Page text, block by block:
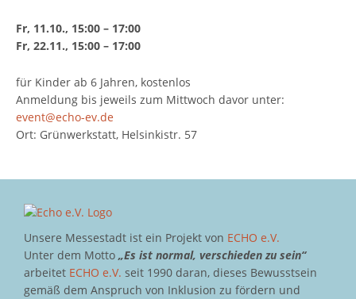
Fr, 11.10., 15:00 – 17:00
Fr, 22.11., 15:00 – 17:00
für Kinder ab 6 Jahren, kostenlos
Anmeldung bis jeweils zum Mittwoch davor unter:
event@echo-ev.de
Ort: Grünwerkstatt, Helsinkistr. 57
Unsere Messestadt ist ein Projekt von ECHO e.V.
Unter dem Motto „Es ist normal, verschieden zu sein“
arbeitet ECHO e.V. seit 1990 daran, dieses Bewusstsein
gemäß dem Anspruch von Inklusion zu fördern und